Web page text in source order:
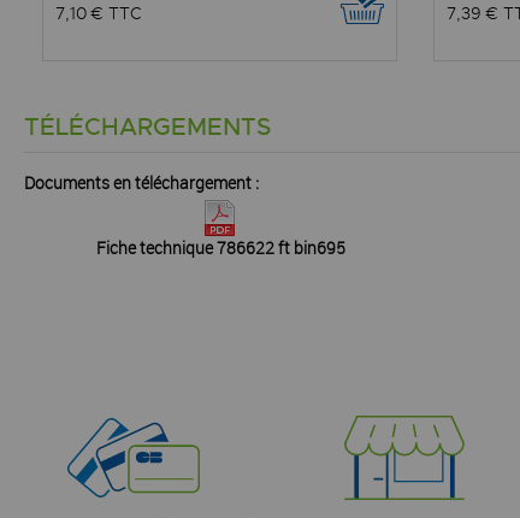
7,10 € TTC
7,39 €
TÉLÉCHARGEMENTS
Documents en téléchargement :
Fiche technique 786622 ft bin695